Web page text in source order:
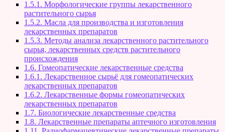
1.5.1. Морфологические группы лекарственного
растительного сырья
1.5.2. Масла для производства и изготовления
лекарственных препаратов
1.5.3. Методы анализа лекарственного растительного
сырья, лекарственных средств растительного
происхождения
1.6. Гомеопатические лекарственные средства
1.6.1. Лекарственное сырьё для гомеопатических
лекарственных препаратов
1.6.2. Лекарственные формы гомеопатических
лекарственных препаратов
1.7. Биологические лекарственные средства
1.8. Лекарственные препараты аптечного изготовления